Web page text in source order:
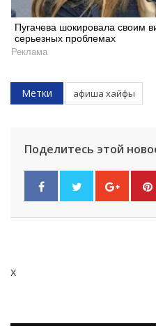
Пугачева шокировала своим
серьезных проблемах
Реклама
Метки афиша хайфы
Поделитесь этой
x